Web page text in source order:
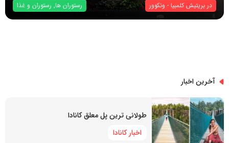
در بریتیش کلمبیا - ونکوور رستوران ها, رستوران و غذا
آخرین اخبار
طولانی ترین پل معلق کانادا
اخبار کانادا